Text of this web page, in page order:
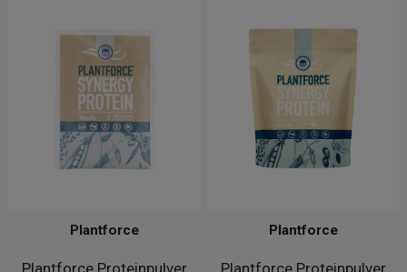
Plantforce Proteinpulver
Plantforce
Plantforce Proteinpulver
Plantforce